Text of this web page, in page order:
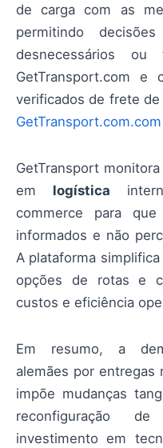
de carga com as
permitindo
desnecessários ou
GetTransport.com e
verificados de frete
GetTransport.com.com
GetTransport
em logística
commerce para
informados e não
A plataforma
opções de rotas e
custos e eficiência
Em resumo, a
alemães por entregas
impõe mudanças
reconfiguração
investimento em